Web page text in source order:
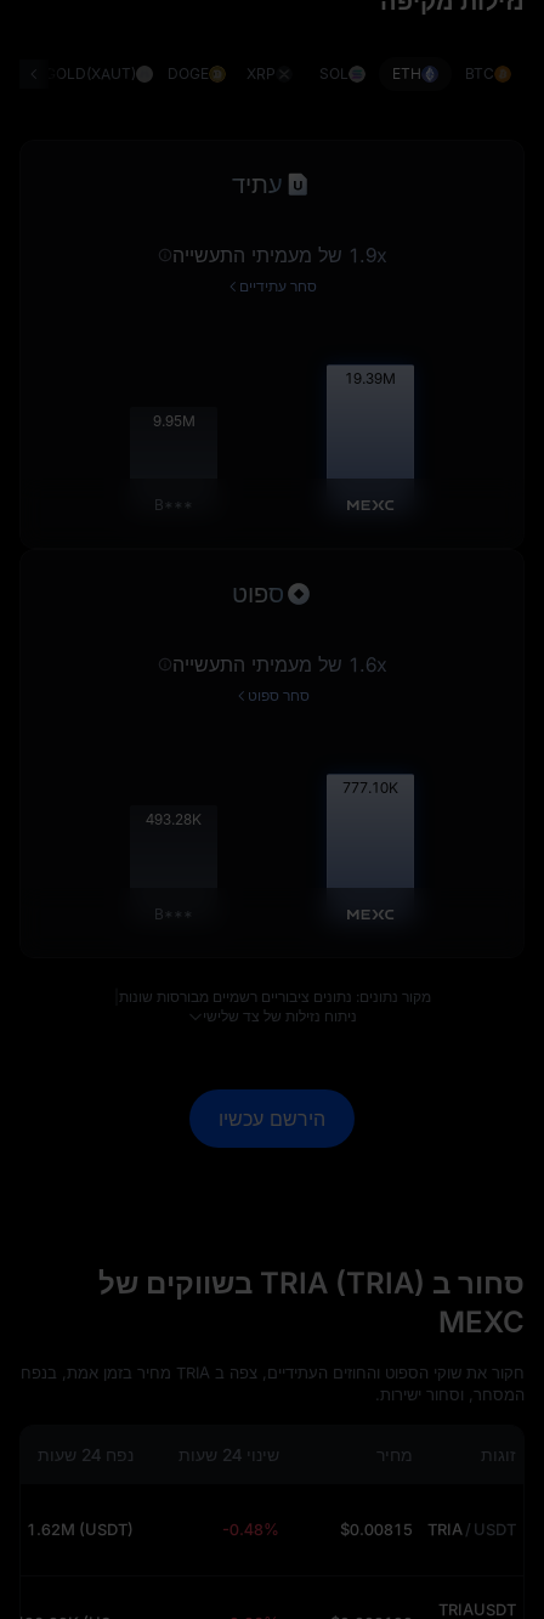
BTC
ETH
SOL
XRP
DOGE
GOLD(XAUT)
עתיד
1.9x של מעמיתי התעשייה
סחר עתידיים
19.41M
9.96M
B***
ספוט
1.6x של מעמיתי התעשייה
סחר ספוט
777.87K
493.77K
B***
מקור נתונים: נתונים ציבוריים רשמיים מבורסות שונות
ניתוח נזילות של צד שלישי
הירשם עכשיו
סחור ב TRIA (TRIA) בשווקים של
MEXC
חקור את שוקי הספוט והחוזים העתידיים, צפה ב TRIA מחיר בזמן אמת, בנפח
המסחר, וסחור ישירות.
זוגות מחיר שינוי 24 שעות נפח 24 שעות
/ USDT
TRIA
$0.00815
-0.48%
1.62M (USDT)
TRIAUSDT